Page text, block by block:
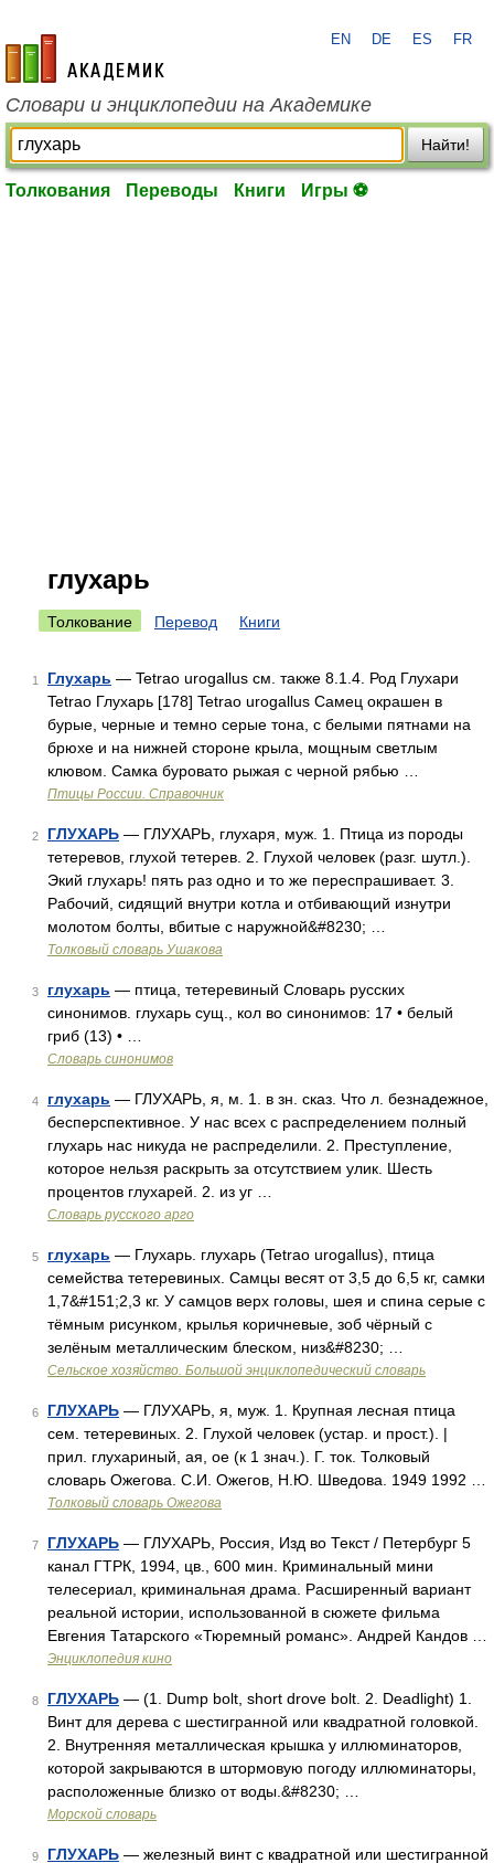
academic.ru
EN DE ES FR
Словари и энциклопедии на Академике
Найти!
Толкования Переводы Книги Игры ⚽
глухарь
Толкование Перевод Книги
1 Глухарь — Tetrao urogallus см. также 8.1.4. Род Глухари
Tetrao Глухарь [178] Tetrao urogallus Самец окрашен в
бурые, черные и темно серые тона, с белыми пятнами на
брюхе и на нижней стороне крыла, мощным светлым
клювом. Самка буровато рыжая с черной рябью …
Птицы России. Справочник
2 ГЛУХАРЬ — ГЛУХАРЬ, глухаря, муж. 1. Птица из породы
тетеревов, глухой тетерев. 2. Глухой человек (разг. шутл.).
Экий глухарь! пять раз одно и то же переспрашивает. 3.
Рабочий, сидящий внутри котла и отбивающий изнутри
молотом болты, вбитые с наружной&#8230; …
Толковый словарь Ушакова
3 глухарь — птица, тетеревиный Словарь русских
синонимов. глухарь сущ., кол во синонимов: 17 • белый
гриб (13) • …
Словарь синонимов
4 глухарь — ГЛУХАРЬ, я, м. 1. в зн. сказ. Что л. безнадежное,
бесперспективное. У нас всех с распределением полный
глухарь нас никуда не распределили. 2. Преступление,
которое нельзя раскрыть за отсутствием улик. Шесть
процентов глухарей. 2. из уг …
Словарь русского арго
5 глухарь — Глухарь. глухарь (Tetrao urogallus), птица
семейства тетеревиных. Самцы весят от 3,5 до 6,5 кг, самки
1,7&#151;2,3 кг. У самцов верх головы, шея и спина серые с
тёмным рисунком, крылья коричневые, зоб чёрный с
зелёным металлическим блеском, низ&#8230; …
Сельское хозяйство. Большой энциклопедический словарь
6 ГЛУХАРЬ — ГЛУХАРЬ, я, муж. 1. Крупная лесная птица
сем. тетеревиных. 2. Глухой человек (устар. и прост.). |
прил. глухариный, ая, ое (к 1 знач.). Г. ток. Толковый
словарь Ожегова. С.И. Ожегов, Н.Ю. Шведова. 1949 1992 …
Толковый словарь Ожегова
7 ГЛУХАРЬ — ГЛУХАРЬ, Россия, Изд во Текст / Петербург 5
канал ГТРК, 1994, цв., 600 мин. Криминальный мини
телесериал, криминальная драма. Расширенный вариант
реальной истории, использованной в сюжете фильма
Евгения Татарского «Тюремный романс». Андрей Кандов …
Энциклопедия кино
8 ГЛУХАРЬ — (1. Dump bolt, short drove bolt. 2. Deadlight) 1.
Винт для дерева с шестигранной или квадратной головкой.
2. Внутренняя металлическая крышка у иллюминаторов,
которой закрываются в штормовую погоду иллюминаторы,
расположенные близко от воды.&#8230; …
Морской словарь
9 ГЛУХАРЬ — железный винт с квадратной или шестигранной